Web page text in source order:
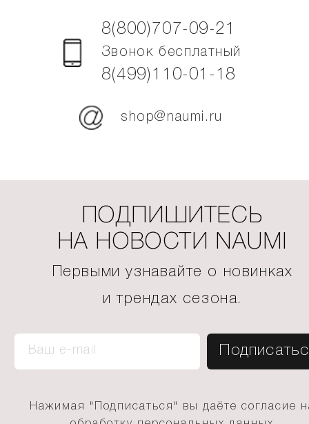
8(800)707-09-21
Звонок бесплатный
8(499)110-01-18
shop@naumi.ru
ПОДПИШИТЕСЬ
НА НОВОСТИ NAUMI
Первыми узнавайте о новинках
и трендах сезона.
Нажимая "Подписаться" вы даёте согласие